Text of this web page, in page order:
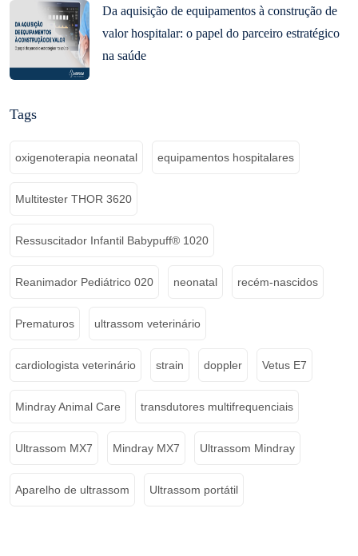
Da aquisição de equipamentos à construção de
valor hospitalar: o papel do parceiro estratégico
na saúde
Tags
oxigenoterapia neonatal equipamentos hospitalares
Multitester THOR 3620
Ressuscitador Infantil Babypuff® 1020
Reanimador Pediátrico 020 neonatal recém-nascidos
Prematuros ultrassom veterinário
cardiologista veterinário strain doppler Vetus E7
Mindray Animal Care transdutores multifrequenciais
Ultrassom MX7 Mindray MX7 Ultrassom Mindray
Aparelho de ultrassom Ultrassom portátil